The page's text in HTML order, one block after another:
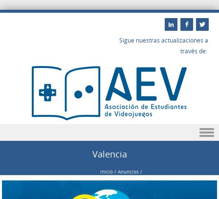
Sigue nuestras actualizaciones a
través de:
Valencia
Inicio /Anuncios /